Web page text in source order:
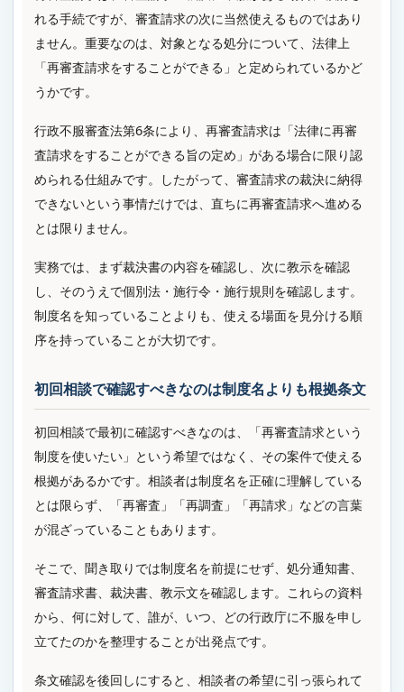
れる手続ですが、審査請求の次に当然使えるものではあり
ません。重要なのは、対象となる処分について、法律上
「再審査請求をすることができる」と定められているかど
うかです。
行政不服審査法第6条により、再審査請求は「法律に再審
査請求をすることができる旨の定め」がある場合に限り認
められる仕組みです。したがって、審査請求の裁決に納得
できないという事情だけでは、直ちに再審査請求へ進める
とは限りません。
実務では、まず裁決書の内容を確認し、次に教示を確認
し、そのうえで個別法・施行令・施行規則を確認します。
制度名を知っていることよりも、使える場面を見分ける順
序を持っていることが大切です。
初回相談で確認すべきなのは制度名よりも根拠条文
初回相談で最初に確認すべきなのは、「再審査請求という
制度を使いたい」という希望ではなく、その案件で使える
根拠があるかです。相談者は制度名を正確に理解している
とは限らず、「再審査」「再調査」「再請求」などの言葉
が混ざっていることもあります。
そこで、聞き取りでは制度名を前提にせず、処分通知書、
審査請求書、裁決書、教示文を確認します。これらの資料
から、何に対して、誰が、いつ、どの行政庁に不服を申し
立てたのかを整理することが出発点です。
条文確認を後回しにすると、相談者の希望に引っ張られて